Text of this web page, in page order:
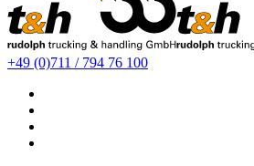
+49 (0)711 / 794 76 100